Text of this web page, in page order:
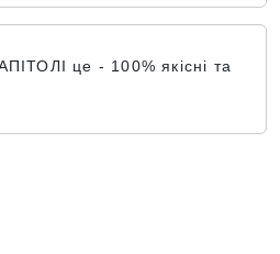
це - 100% якісні та